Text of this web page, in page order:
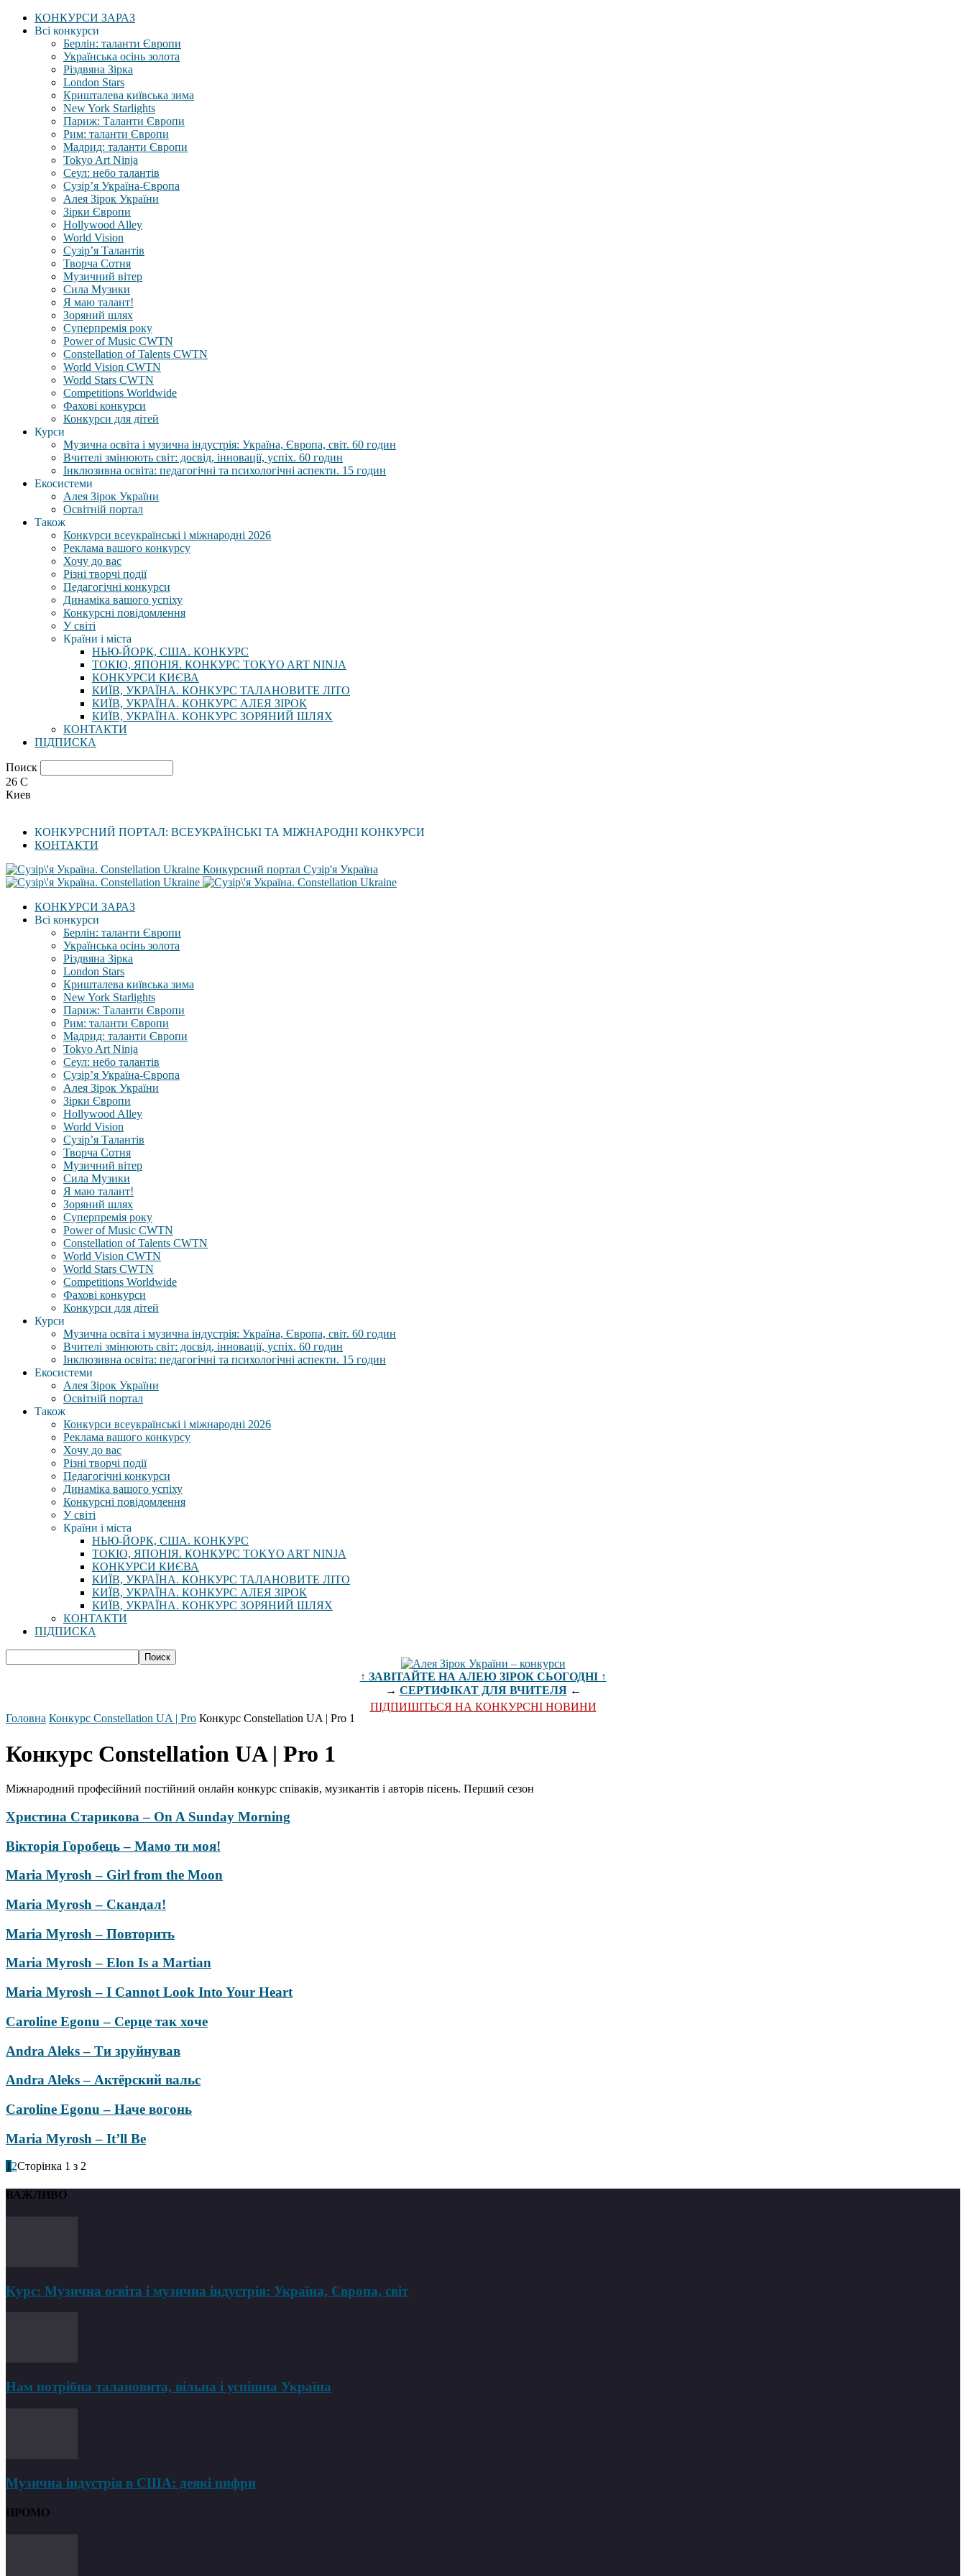
КОНКУРСИ ЗАРАЗ
Всі конкурси
Берлін: таланти Європи
Українська осінь золота
Різдвяна Зірка
London Stars
Кришталева київська зима
New York Starlights
Париж: Таланти Європи
Рим: таланти Європи
Мадрид: таланти Європи
Tokyo Art Ninja
Сеул: небо талантів
Сузір’я Україна-Європа
Алея Зірок України
Зірки Європи
Hollywood Alley
World Vision
Сузір’я Талантів
Творча Сотня
Музичний вітер
Сила Музики
Я маю талант!
Зоряний шлях
Суперпремія року
Power of Music CWTN
Constellation of Talents CWTN
World Vision CWTN
World Stars CWTN
Competitions Worldwide
Фахові конкурси
Конкурси для дітей
Курси
Музична освіта і музична індустрія: Україна, Європа, світ. 60 годин
Вчителі змінюють світ: досвід, інновації, успіх. 60 годин
Інклюзивна освіта: педагогічні та психологічні аспекти. 15 годин
Екосистеми
Алея Зірок України
Освітній портал
Також
Конкурси всеукраїнські і міжнародні 2026
Реклама вашого конкурсу
Хочу до вас
Різні творчі події
Педагогічні конкурси
Динаміка вашого успіху
Конкурсні повідомлення
У світі
Країни і міста
НЬЮ-ЙОРК, США. КОНКУРС
ТОКІО, ЯПОНІЯ. КОНКУРС TOKYO ART NINJA
КОНКУРСИ КИЄВА
КИЇВ, УКРАЇНА. КОНКУРС ТАЛАНОВИТЕ ЛІТО
КИЇВ, УКРАЇНА. КОНКУРС АЛЕЯ ЗІРОК
КИЇВ, УКРАЇНА. КОНКУРС ЗОРЯНИЙ ШЛЯХ
КОНТАКТИ
ПІДПИСКА
Поиск
26 C
Киев
КОНКУРСНИЙ ПОРТАЛ: ВСЕУКРАЇНСЬКІ ТА МІЖНАРОДНІ КОНКУРСИ
КОНТАКТИ
Конкурсний портал Сузір'я Україна
КОНКУРСИ ЗАРАЗ
Всі конкурси
Берлін: таланти Європи
Українська осінь золота
Різдвяна Зірка
London Stars
Кришталева київська зима
New York Starlights
Париж: Таланти Європи
Рим: таланти Європи
Мадрид: таланти Європи
Tokyo Art Ninja
Сеул: небо талантів
Сузір’я Україна-Європа
Алея Зірок України
Зірки Європи
Hollywood Alley
World Vision
Сузір’я Талантів
Творча Сотня
Музичний вітер
Сила Музики
Я маю талант!
Зоряний шлях
Суперпремія року
Power of Music CWTN
Constellation of Talents CWTN
World Vision CWTN
World Stars CWTN
Competitions Worldwide
Фахові конкурси
Конкурси для дітей
Курси
Музична освіта і музична індустрія: Україна, Європа, світ. 60 годин
Вчителі змінюють світ: досвід, інновації, успіх. 60 годин
Інклюзивна освіта: педагогічні та психологічні аспекти. 15 годин
Екосистеми
Алея Зірок України
Освітній портал
Також
Конкурси всеукраїнські і міжнародні 2026
Реклама вашого конкурсу
Хочу до вас
Різні творчі події
Педагогічні конкурси
Динаміка вашого успіху
Конкурсні повідомлення
У світі
Країни і міста
НЬЮ-ЙОРК, США. КОНКУРС
ТОКІО, ЯПОНІЯ. КОНКУРС TOKYO ART NINJA
КОНКУРСИ КИЄВА
КИЇВ, УКРАЇНА. КОНКУРС ТАЛАНОВИТЕ ЛІТО
КИЇВ, УКРАЇНА. КОНКУРС АЛЕЯ ЗІРОК
КИЇВ, УКРАЇНА. КОНКУРС ЗОРЯНИЙ ШЛЯХ
КОНТАКТИ
ПІДПИСКА
↑ ЗАВІТАЙТЕ НА АЛЕЮ ЗІРОК СЬОГОДНІ ↑
→ СЕРТИФІКАТ ДЛЯ ВЧИТЕЛЯ←
ПІДПИШІТЬСЯ НА КОНКУРСНІ НОВИНИ
Головна Конкурс Constellation UA | Pro Конкурс Constellation UA | Pro 1
Конкурс Constellation UA | Pro 1
Міжнародний професійний постійний онлайн конкурс співаків, музикантів і авторів пісень. Перший сезон
Христина Старикова – On A Sunday Morning
Вікторія Горобець – Мамо ти моя!
Maria Myrosh – Girl from the Moon
Maria Myrosh – Скандал!
Maria Myrosh – Повторить
Maria Myrosh – Elon Is a Martian
Maria Myrosh – I Cannot Look Into Your Heart
Caroline Egonu – Серце так хоче
Andra Aleks – Ти зруйнував
Andra Aleks – Актёрский вальс
Caroline Egonu – Наче вогонь
Maria Myrosh – It’ll Be
12Сторінка 1 з 2
ВАЖЛИВО
Курс: Музична освіта і музична індустрія: Україна, Європа, світ
Нам потрібна талановита, вільна і успішна Україна
Музична індустрія в США: деякі цифри
ПРОМО